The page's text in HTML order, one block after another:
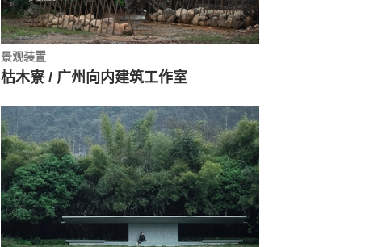
景观装置
枯木寮 / 广州向内建筑工作室